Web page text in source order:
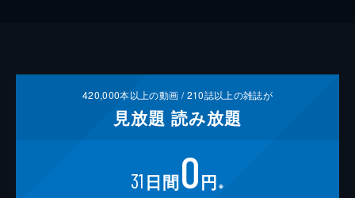
420,000本以上の動画 /210誌以上の雑誌が
見放題 読み放題
31 日間0円 ※